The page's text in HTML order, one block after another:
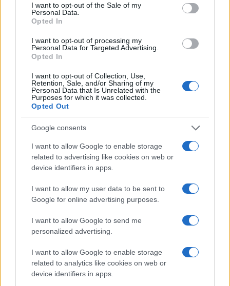
I want to opt-out of the Sale of my
Personal Data.
Opted In
I want to opt-out of processing my
Personal Data for Targeted Advertising.
Opted In
I want to opt-out of Collection, Use,
Retention, Sale, and/or Sharing of my
Personal Data that Is Unrelated with the
Purposes for which it was collected.
Opted Out
Google consents
I want to allow Google to enable storage
related to advertising like cookies on web or
device identifiers in apps.
I want to allow my user data to be sent to
Google for online advertising purposes.
I want to allow Google to send me
personalized advertising.
I want to allow Google to enable storage
related to analytics like cookies on web or
device identifiers in apps.
kuma prevarila, a kamoli neko tko vas niti ne zna
zaključuje.
#posao #austrija
#hrvatica #ružno iskustvo